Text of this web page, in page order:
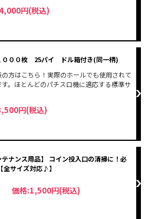
円(税込)
０００枚 25パイ ドル箱付き(同一柄)
方はこちら！実際のホールでも使用されて
。ほとんどのパチスロ機に適応する標準サ
円(税込)
テナンス用品】 コイン投入口の清掃に！必
全サイズ対応♪】
価格:1,500円(税込)